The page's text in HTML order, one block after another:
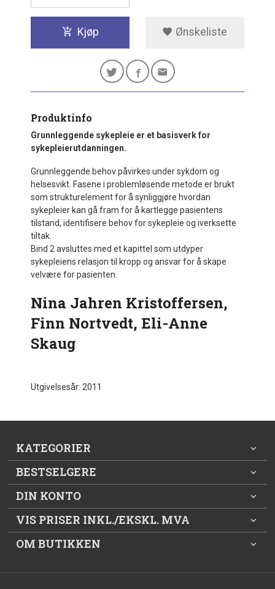
Kjøp Ønskeliste
Produktinfo
Grunnleggende sykepleie er et basisverk for
sykepleierutdanningen.
Grunnleggende behov påvirkes under sykdom og
helsesvikt. Fasene i problemløsende metode er brukt
som strukturelement for å synliggjøre hvordan
sykepleier kan gå fram for å kartlegge pasientens
tilstand, identifisere behov for sykepleie og iverksette
tiltak.
Bind 2 avsluttes med et kapittel som utdyper
sykepleiens relasjon til kropp og ansvar for å skape
velvære for pasienten.
Nina Jahren Kristoffersen,
Finn Nortvedt, Eli-Anne
Skaug
Utgivelsesår: 2011
KATEGORIER
BESTSELGERE
DIN KONTO
VIS PRISER INKL./EKSKL. MVA
OM BUTIKKEN